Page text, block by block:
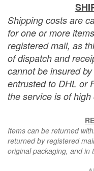
Shipping costs are
for one or more
registered mail, as
of dispatch and
cannot be insured
entrusted to DHL or
the service is of
Items can be returned
returned by registered
original packaging, and in